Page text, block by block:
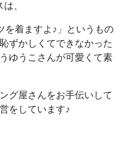
、
を着ますよ♪」というもの
ずかしくてできなかった
ゆうこさんが可愛くて素
グ屋さんをお手伝いして
をしています♪